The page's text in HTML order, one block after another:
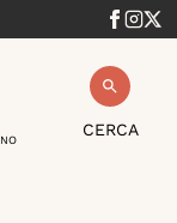
CERCA